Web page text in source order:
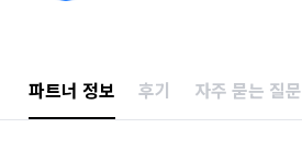
파트너 정보 후기 자주 묻는 질문